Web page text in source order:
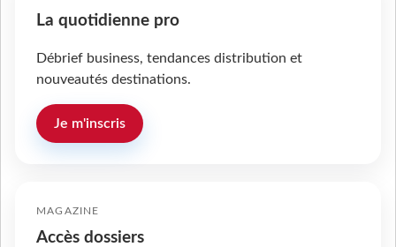
La quotidienne pro
Débrief business, tendances distribution et
nouveautés destinations.
Je m'inscris
MAGAZINE
Accès dossiers